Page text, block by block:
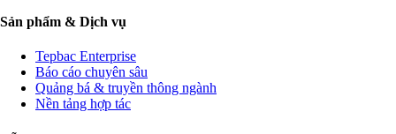
Sản phẩm & Dịch vụ
Tepbac Enterprise
Báo cáo chuyên sâu
Quảng bá & truyền thông ngành
Nền tảng hợp tác